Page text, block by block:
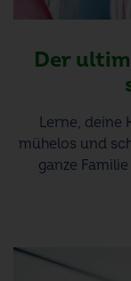
Der
Lerne, deine
mühelos und
ganze